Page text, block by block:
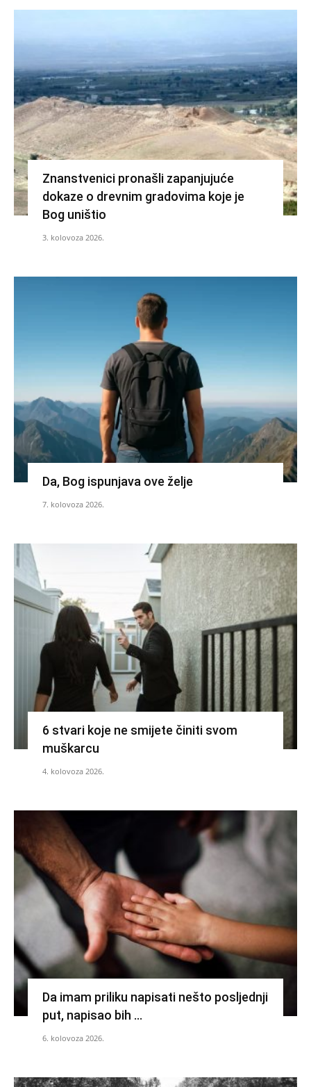
Znanstvenici pronašli zapanjujuće
dokaze o drevnim gradovima koje je
Bog uništio
3. kolovoza 2026.
Da, Bog ispunjava ove želje
7. kolovoza 2026.
6 stvari koje ne smijete činiti svom
muškarcu
4. kolovoza 2026.
Da imam priliku napisati nešto posljednji
put, napisao bih …
6. kolovoza 2026.